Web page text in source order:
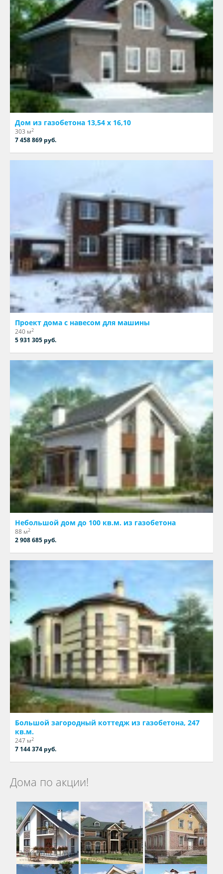
Дом из газобетона 13,54 х 16,10
303 м2
7 458 869 руб.
Проект дома с навесом для машины
240 м2
5 931 305 руб.
Небольшой дом до 100 кв.м. из газобетона
88 м2
2 908 685 руб.
Большой загородный коттедж из газобетона, 247
кв.м.
247 м2
7 144 374 руб.
Дома по акции!